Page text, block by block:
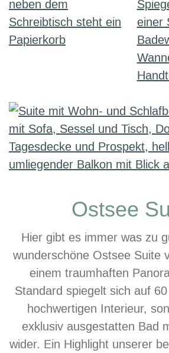
Ostsee
Hier gibt es immer was zu
wunderschöne Ostsee Suite
einem traumhaften
Standard spiegelt sich auf
hochwertigen Interieur,
exklusiv ausgestatten Bad
wider. Ein Highlight unserer